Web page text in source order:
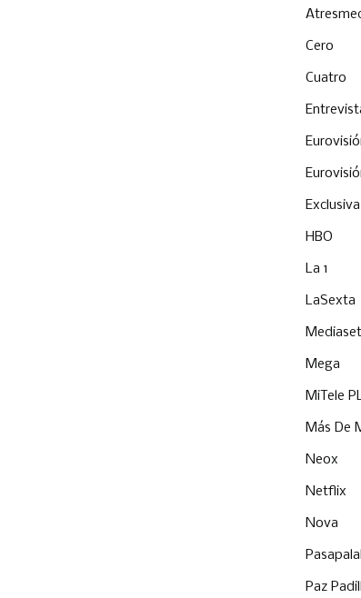
Cero
Cuatro
Exclusiva
HBO
La 1
LaSexta
Mega
MiTele
Más De
Neox
Netflix
Nova
Paz